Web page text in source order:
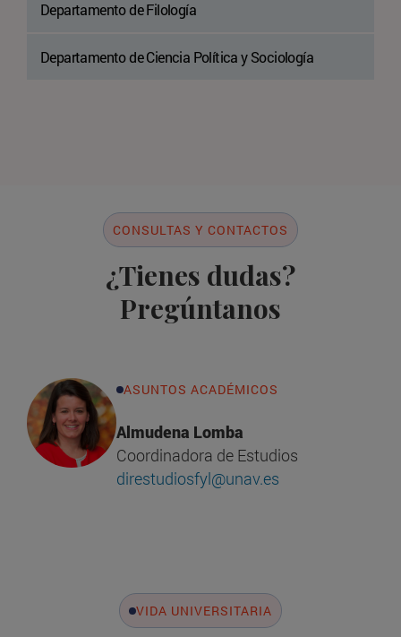
Departamento de Filología
Departamento de Ciencia Política y Sociología
CONSULTAS Y CONTACTOS
¿Tienes dudas?
Pregúntanos
ASUNTOS ACADÉMICOS
Almudena Lomba
Coordinadora de Estudios
direstudiosfyl@unav.es
VIDA UNIVERSITARIA